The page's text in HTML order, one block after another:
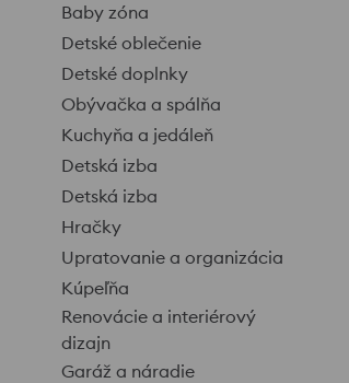
Baby zóna
Detské oblečenie
Detské doplnky
Obývačka a spálňa
Kuchyňa a jedáleň
Detská izba
Detská izba
Hračky
Upratovanie a organizácia
Kúpeľňa
Renovácie a interiérový
dizajn
Garáž a náradie